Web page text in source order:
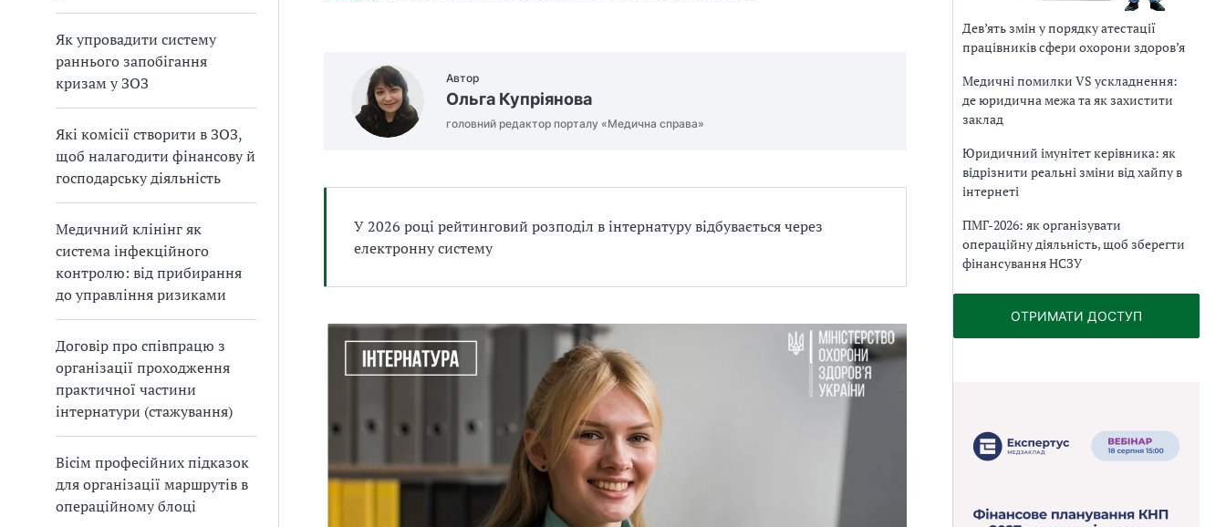
Як упровадити систему
раннього запобігання
кризам у ЗОЗ
Які комісії створити в ЗОЗ,
щоб налагодити фінансову й
господарську діяльність
Медичний клінінг як
система інфекційного
контролю: від прибирання
до управління ризиками
Договір про співпрацю з
організації проходження
практичної частини
інтернатури (стажування)
Вісім професійних підказок
для організації маршрутів в
операційному блоці
Автор
Ольга Купріянова
головний редактор порталу «Медична справа»
У 2026 році рейтинговий розподіл в інтернатуру відбувається через
електронну систему
Дев’ять змін у порядку атестації
працівників сфери охорони здоров’я
Медичні помилки VS ускладнення:
де юридична межа та як захистити
заклад
Юридичний імунітет керівника: як
відрізнити реальні зміни від хайпу в
інтернеті
ПМГ-2026: як організувати
операційну діяльність, щоб зберегти
фінансування НСЗУ
ОТРИМАТИ ДОСТУП